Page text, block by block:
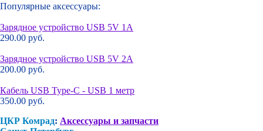
Популярные аксессуары:
Зарядное устройство USB 5V 1A
290.00 руб.
Зарядное устройство USB 5V 2A
200.00 руб.
Кабель USB Type-C - USB 1 метр
350.00 руб.
ЦКР Комрад: Аксессуары и запчасти